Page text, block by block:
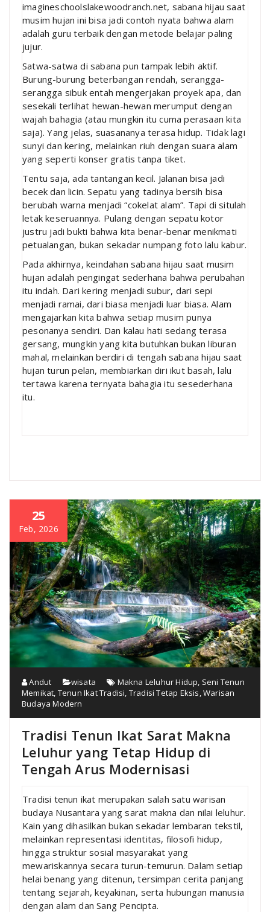
imagineschoolslakewoodranch.net, sabana hijau saat
musim hujan ini bisa jadi contoh nyata bahwa alam
adalah guru terbaik dengan metode belajar paling
jujur.
Satwa-satwa di sabana pun tampak lebih aktif.
Burung-burung beterbangan rendah, serangga-
serangga sibuk entah mengerjakan proyek apa, dan
sesekali terlihat hewan-hewan merumput dengan
wajah bahagia (atau mungkin itu cuma perasaan kita
saja). Yang jelas, suasananya terasa hidup. Tidak lagi
sunyi dan kering, melainkan riuh dengan suara alam
yang seperti konser gratis tanpa tiket.
Tentu saja, ada tantangan kecil. Jalanan bisa jadi
becek dan licin. Sepatu yang tadinya bersih bisa
berubah warna menjadi “cokelat alam”. Tapi di situlah
letak keseruannya. Pulang dengan sepatu kotor
justru jadi bukti bahwa kita benar-benar menikmati
petualangan, bukan sekadar numpang foto lalu kabur.
Pada akhirnya, keindahan sabana hijau saat musim
hujan adalah pengingat sederhana bahwa perubahan
itu indah. Dari kering menjadi subur, dari sepi
menjadi ramai, dari biasa menjadi luar biasa. Alam
mengajarkan kita bahwa setiap musim punya
pesonanya sendiri. Dan kalau hati sedang terasa
gersang, mungkin yang kita butuhkan bukan liburan
mahal, melainkan berdiri di tengah sabana hijau saat
hujan turun pelan, membiarkan diri ikut basah, lalu
tertawa karena ternyata bahagia itu sesederhana
itu.
25
Feb, 2026
Andut wisata Makna Leluhur Hidup Seni Tenun
Memikat Tenun Ikat Tradisi Tradisi Tetap Eksis ,Warisan
Budaya Modern
Tradisi Tenun Ikat Sarat Makna
Leluhur yang Tetap Hidup di
Tengah Arus Modernisasi
Tradisi tenun ikat merupakan salah satu warisan
budaya Nusantara yang sarat makna dan nilai leluhur.
Kain yang dihasilkan bukan sekadar lembaran tekstil,
melainkan representasi identitas, filosofi hidup,
hingga struktur sosial masyarakat yang
mewariskannya secara turun-temurun. Dalam setiap
helai benang yang ditenun, tersimpan cerita panjang
tentang sejarah, keyakinan, serta hubungan manusia
dengan alam dan Sang Pencipta.